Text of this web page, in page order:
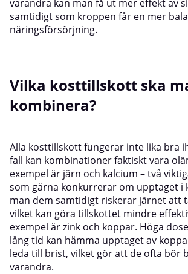
varandra kan man få ut mer effekt av
samtidigt som kroppen får en mer
näringsförsörjning.
Vilka kosttillskott ska
kombinera?
Alla kosttillskott fungerar inte lika bra
fall kan kombinationer faktiskt vara
exempel är järn och kalcium – två
som gärna konkurrerar om upptaget i
man dem samtidigt riskerar järnet att
vilket kan göra tillskottet mindre
exempel är zink och koppar. Höga
lång tid kan hämma upptaget av
leda till brist, vilket gör att de ofta bör
varandra.